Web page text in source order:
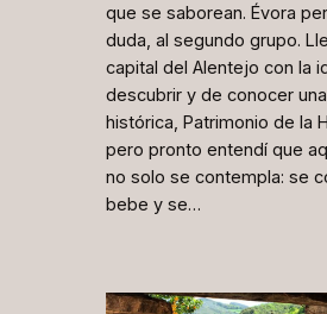
que se saborean. Évora
duda, al segundo grupo.
capital del Alentejo con la
descubrir y de conocer
histórica, Patrimonio de la
pero pronto entendí que
no solo se contempla: se
bebe y se…